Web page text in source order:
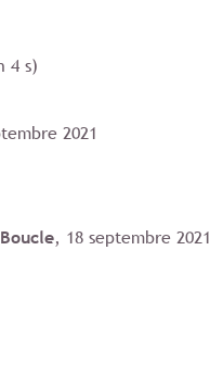
4 s)
2021
, 18 septembre 2021